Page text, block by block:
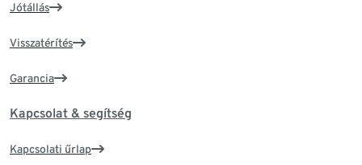
Jótállás
Visszatérítés
Garancia
Kapcsolat & segítség
Kapcsolati űrlap